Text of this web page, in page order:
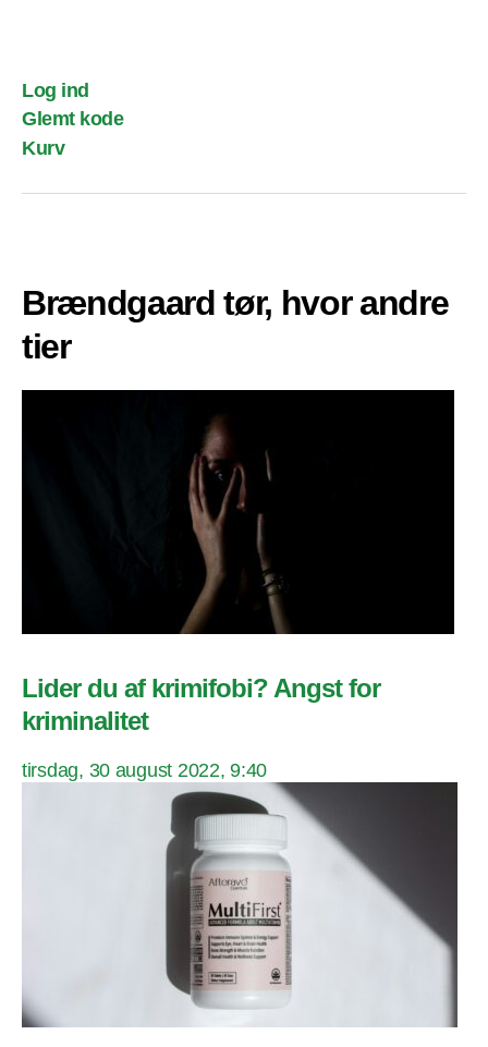
Log ind
Glemt kode
Kurv
Brændgaard tør, hvor andre
tier
Lider du af krimifobi? Angst for
kriminalitet
tirsdag, 30 august 2022, 9:40